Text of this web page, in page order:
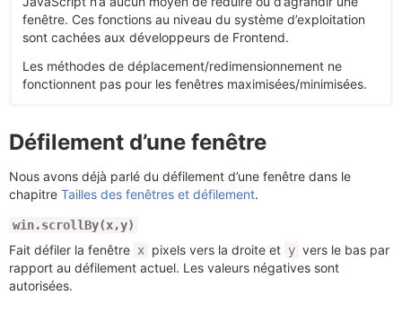
fenêtre. Ces fonctions au niveau du système d’exploitation
sont cachées aux développeurs de Frontend.
Les méthodes de déplacement/redimensionnement ne
fonctionnent pas pour les fenêtres maximisées/minimisées.
Défilement d’une fenêtre
Nous avons déjà parlé du défilement d’une fenêtre dans le
chapitre Tailles des fenêtres et défilement.
win.scrollBy(x,y)
Fait défiler la fenêtre x pixels vers la droite et y vers le bas par
rapport au défilement actuel. Les valeurs négatives sont
autorisées.